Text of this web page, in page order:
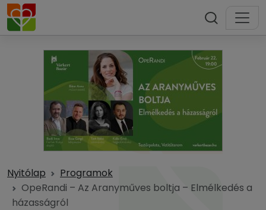
Nyitólap
Programok
OpeRandi – Az Aranyműves boltja – Elmélkedés a
házasságról